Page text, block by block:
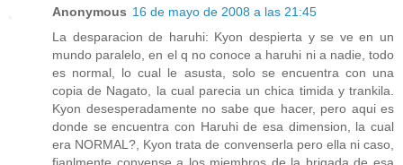
Anonymous 16 de mayo de 2008 a las 21:45
La desparacion de haruhi: Kyon despierta y se ve en un
mundo paralelo, en el q no conoce a haruhi ni a nadie, todo
es normal, lo cual le asusta, solo se encuentra con una
copia de Nagato, la cual parecia un chica timida y trankila.
Kyon desesperadamente no sabe que hacer, pero aqui es
donde se encuentra con Haruhi de esa dimension, la cual
era NORMAL?, Kyon trata de convenserla pero ella ni caso,